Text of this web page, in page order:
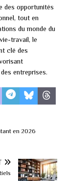
des opportunités
tout en
du monde du
travail, le
clé des
entreprises.
en 2026